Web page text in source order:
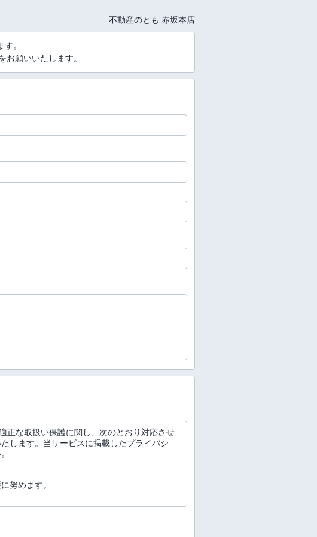
不動産のとも 赤坂本店
。
願いいたします。
正な取扱い保護に関し、次のとおり対応させ
します。当サービスに掲載したプライバシ
努めます。
ご住所、連帯保証人予定者の情報、その他お
定することのできる情報をいいます。